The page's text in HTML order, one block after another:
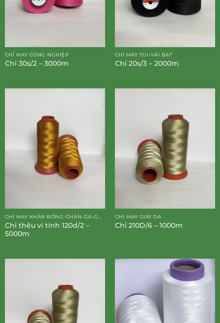
CHỈ MAY CÔNG NGHIỆP
Chỉ 30s/2 – 3000m
CHỈ MAY TÚI-VẢI BẠT
Chỉ 20s/3 – 2000m
CHỈ MAY KHĂN BÔNG-CHĂN-GA-GỐI-ĐỆM
Chỉ thêu vi tính 120d/2 –
5000m
CHỈ MAY GIÀY DA
Chỉ 210D/6 – 1000m